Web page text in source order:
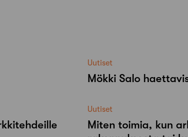
Uutiset
Mökki Salo
Uutiset
Miten toimia, kun